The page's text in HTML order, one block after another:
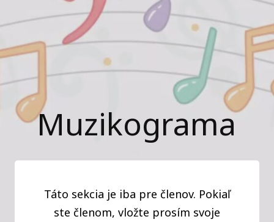
Muzikograma
Táto sekcia je iba pre členov. Pokiaľ
ste členom, vložte prosím svoje